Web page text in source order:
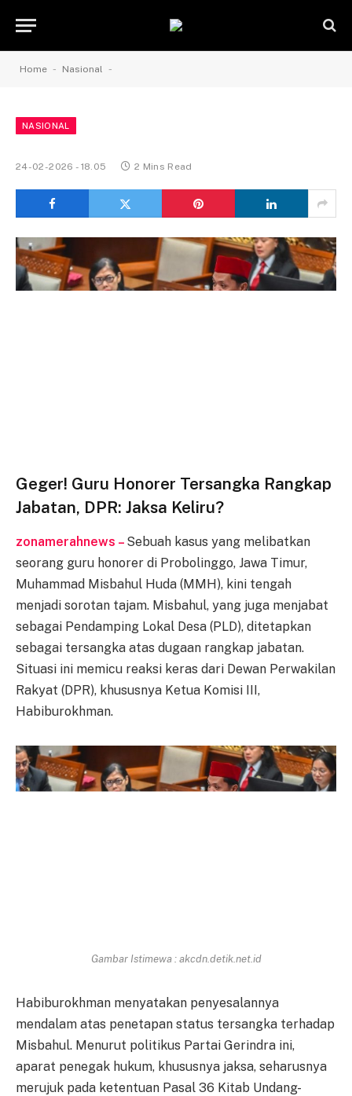
Home - Nasional -
NASIONAL
24-02-2026 - 18.05 2 Mins Read
Geger! Guru Honorer Tersangka Rangkap
Jabatan, DPR: Jaksa Keliru?
zonamerahnews – Sebuah kasus yang melibatkan
seorang guru honorer di Probolinggo, Jawa Timur,
Muhammad Misbahul Huda (MMH), kini tengah
menjadi sorotan tajam. Misbahul, yang juga menjabat
sebagai Pendamping Lokal Desa (PLD), ditetapkan
sebagai tersangka atas dugaan rangkap jabatan.
Situasi ini memicu reaksi keras dari Dewan Perwakilan
Rakyat (DPR), khususnya Ketua Komisi III,
Habiburokhman.
Gambar Istimewa : akcdn.detik.net.id
Habiburokhman menyatakan penyesalannya
mendalam atas penetapan status tersangka terhadap
Misbahul. Menurut politikus Partai Gerindra ini,
aparat penegak hukum, khususnya jaksa, seharusnya
merujuk pada ketentuan Pasal 36 Kitab Undang-